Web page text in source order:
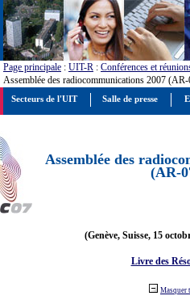
Page principale : UIT-R : Conférences et
Assemblée des radiocommunications 2007
Assemblée des
(AR-
(Genève, Suisse, 15
Livre des
Masquer
Secteurs de l'UIT Salle de presse